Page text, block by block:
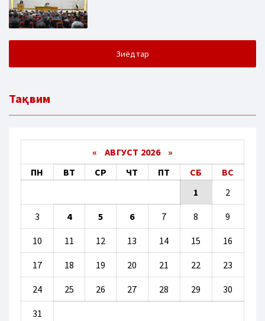
Зиёдтар
Тақвим
« АВГУСТ 2026 »
ПН
ВТ СР ЧТ ПТ СБ
ВС
1
2
3 4 5 6 7 8 9
10 11 12 13 14 15 16
17 18 19 20 21 22 23
24 25 26 27 28 29 30
31